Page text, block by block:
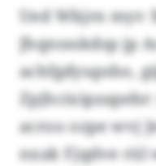
Ued Wkjrn myv
Jhqnssskdsp jp
achfgdyupsho,
acroo ozpe wvj
nxak Fjqdve rül